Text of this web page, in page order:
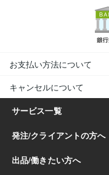
お支払い方法について
キャンセルについて